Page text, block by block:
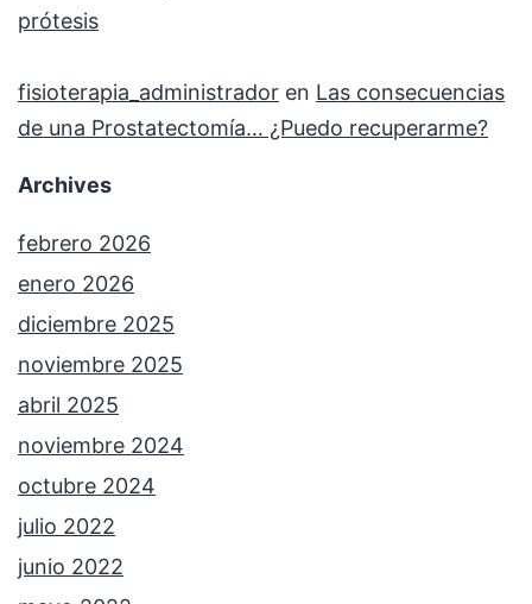
prótesis
fisioterapia_administrador en Las consecuencias
de una Prostatectomía… ¿Puedo recuperarme?
Archives
febrero 2026
enero 2026
diciembre 2025
noviembre 2025
abril 2025
noviembre 2024
octubre 2024
julio 2022
junio 2022